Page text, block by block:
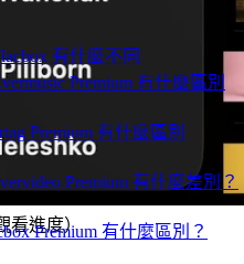
有什麼不同
Premium 有什麼區別
Premium 有什麼區別
Premium 有什麼差別？
Premium 有什麼區別？
看進度）